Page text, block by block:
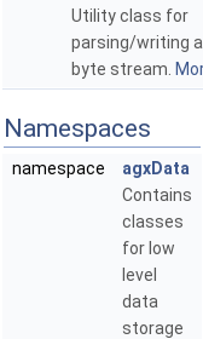
Utility class for
parsing/writing a
byte stream.
Namespaces
namespace
agxData
Contains
classes
for low
level
data
storage